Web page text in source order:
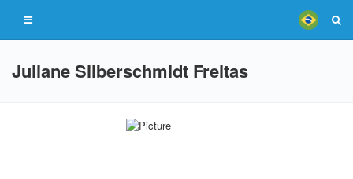
Juliane Silberschmidt Freitas